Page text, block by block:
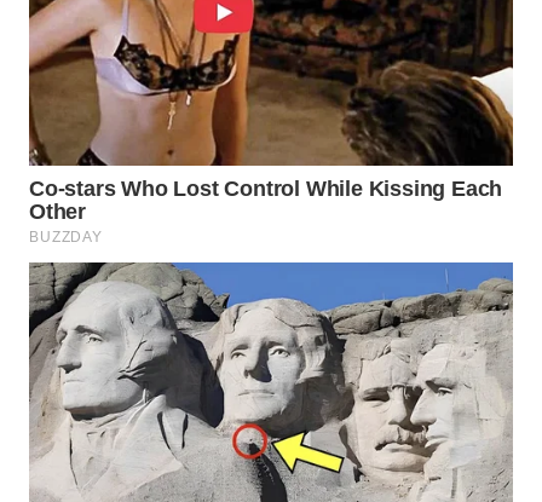
PORTAL
KONSUMEN
FORWAMKI
ALPERKLINAS
FORJASIDA
TAMBANG
NEWS
SITUNGIR
NEWS
SIDIKALANG